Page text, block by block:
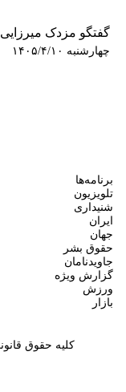
گفتگو مزدک
چهارشنبه ۱۴۰۵/۴/۱۰
برنامه‌ها
تلویزیون
شنیداری
ایران
جهان
حقوق بشر
جاویدنامان
گزارش ویژه
ورزش
بازار
کلیه حقوق